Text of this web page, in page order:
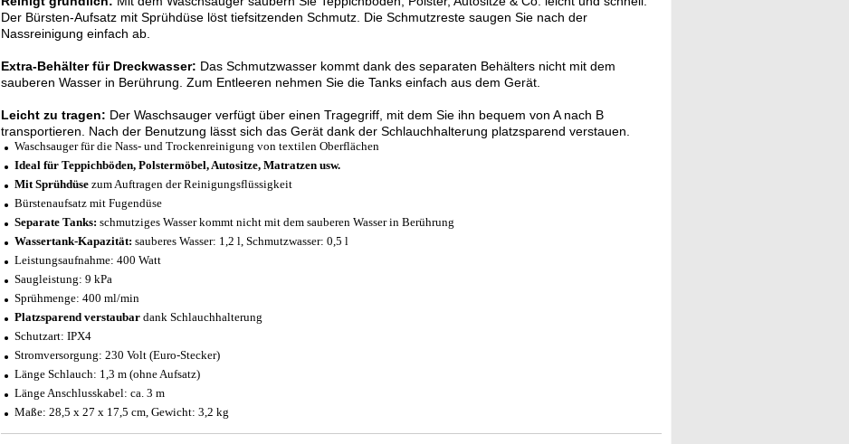
Der Bürsten-Aufsatz mit Sprühdüse löst tiefsitzenden Schmutz. Die Schmutzreste saugen Sie nach der
Nassreinigung einfach ab.
Extra-Behälter für Dreckwasser: Das Schmutzwasser kommt dank des separaten Behälters nicht mit dem
sauberen Wasser in Berührung. Zum Entleeren nehmen Sie die Tanks einfach aus dem Gerät.
Leicht zu tragen: Der Waschsauger verfügt über einen Tragegriff, mit dem Sie ihn bequem von A nach B
transportieren. Nach der Benutzung lässt sich das Gerät dank der Schlauchhalterung platzsparend verstauen.
Waschsauger für die Nass- und Trockenreinigung von textilen Oberflächen
Ideal für Teppichböden, Polstermöbel, Autositze, Matratzen usw.
Mit Sprühdüse zum Auftragen der Reinigungsflüssigkeit
Bürstenaufsatz mit Fugendüse
Separate Tanks: schmutziges Wasser kommt nicht mit dem sauberen Wasser in Berührung
Wassertank-Kapazität: sauberes Wasser: 1,2 l, Schmutzwasser: 0,5 l
Leistungsaufnahme: 400 Watt
Saugleistung: 9 kPa
Sprühmenge: 400 ml/min
Platzsparend verstaubar dank Schlauchhalterung
Schutzart: IPX4
Stromversorgung: 230 Volt (Euro-Stecker)
Länge Schlauch: 1,3 m (ohne Aufsatz)
Länge Anschlusskabel: ca. 3 m
Maße: 28,5 x 27 x 17,5 cm, Gewicht: 3,2 kg